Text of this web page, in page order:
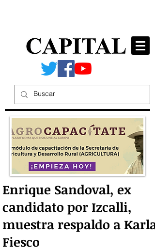
Enrique Sandoval, ex
candidato por Izcalli,
muestra respaldo a Karla
Fiesco